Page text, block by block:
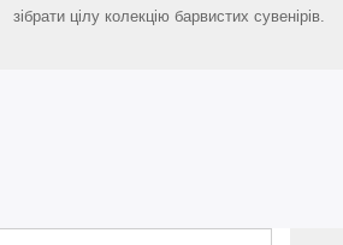
зібрати цілу колекцію барвистих сувенірів.